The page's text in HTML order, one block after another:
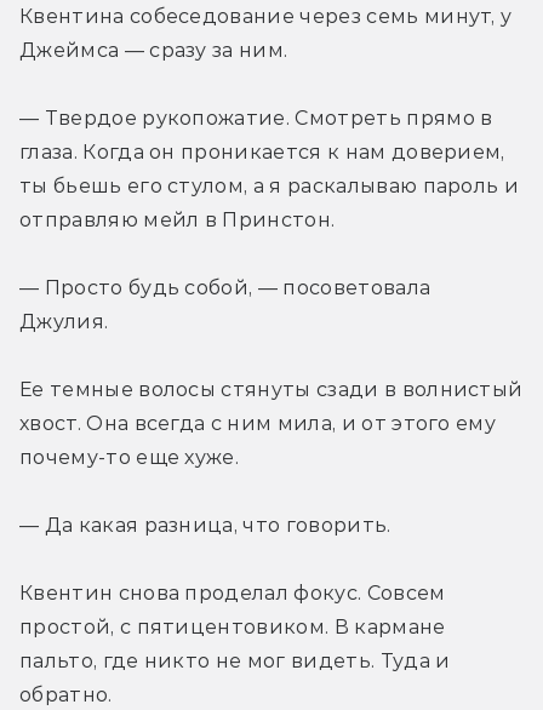
Квентина собеседование через семь минут, у
Джеймса — сразу за ним.
— Твердое рукопожатие. Смотреть прямо в
глаза. Когда он проникается к нам доверием,
ты бьешь его стулом, а я раскалываю пароль и
отправляю мейл в Принстон.
— Просто будь собой, — посоветовала
Джулия.
Ее темные волосы стянуты сзади в волнистый
хвост. Она всегда с ним мила, и от этого ему
почему-то еще хуже.
— Да какая разница, что говорить.
Квентин снова проделал фокус. Совсем
простой, с пятицентовиком. В кармане
пальто, где никто не мог видеть. Туда и
обратно.